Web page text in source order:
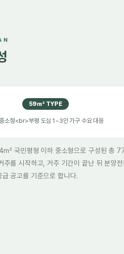
59㎡ TYPE
소형<br>부평 도심 1~3인 가구 수요 대응
국민평형 이하 중소형으로 구성된 총
주를 시작하고, 거주 기간이 끝난 뒤 분양
급 공고를 기준으로 합니다.